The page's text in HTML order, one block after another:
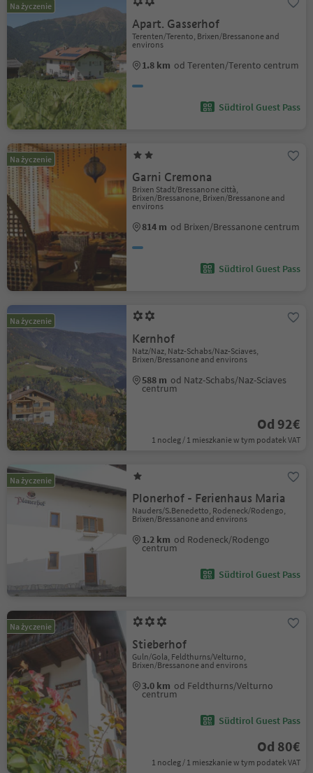
Na życzenie
Apart. Gasserhof
Terenten/Terento, Brixen/Bressanone and
environs
1.8 km od Terenten/Terento centrum
Südtirol Guest Pass
Na życzenie
Garni Cremona
Brixen Stadt/Bressanone città,
Brixen/Bressanone, Brixen/Bressanone and
environs
814 m od Brixen/Bressanone centrum
Südtirol Guest Pass
Na życzenie
Kernhof
Natz/Naz, Natz-Schabs/Naz-Sciaves,
Brixen/Bressanone and environs
588 m od Natz-Schabs/Naz-Sciaves
centrum
Od 92€
1 nocleg / 1 mieszkanie w tym podatek VAT
Na życzenie
Plonerhof - Ferienhaus Maria
Nauders/S.Benedetto, Rodeneck/Rodengo,
Brixen/Bressanone and environs
1.2 km od Rodeneck/Rodengo
centrum
Südtirol Guest Pass
Na życzenie
Stieberhof
Guln/Gola, Feldthurns/Velturno,
Brixen/Bressanone and environs
3.0 km od Feldthurns/Velturno
centrum
Südtirol Guest Pass
Od 80€
1 nocleg / 1 mieszkanie w tym podatek VAT